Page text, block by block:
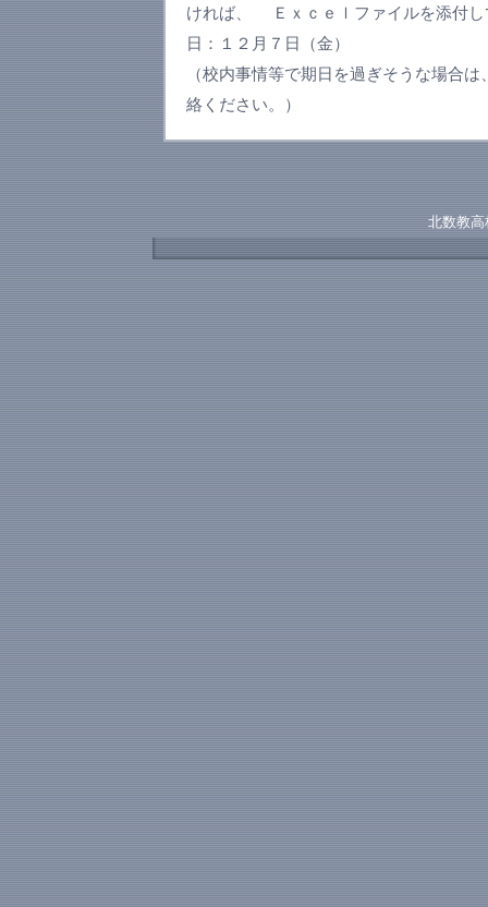
ければ、 Ｅｘｃｅｌファイルを添付し
日：１２月７日（金）
（校内事情等で期日を過ぎそうな場合
絡ください。）
北数教